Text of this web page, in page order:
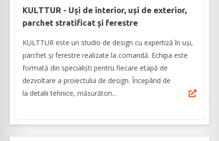
KULTTUR - Uși de interior, uși de exterior,
parchet stratificat și ferestre
KULTTUR este un studio de design cu expertiză în uși,
parchet și ferestre realizate la comandă. Echipa este
formată din specialiști pentru fiecare etapă de
dezvoltare a proiectului de design. Începând de
la detalii tehnice, măsurători...